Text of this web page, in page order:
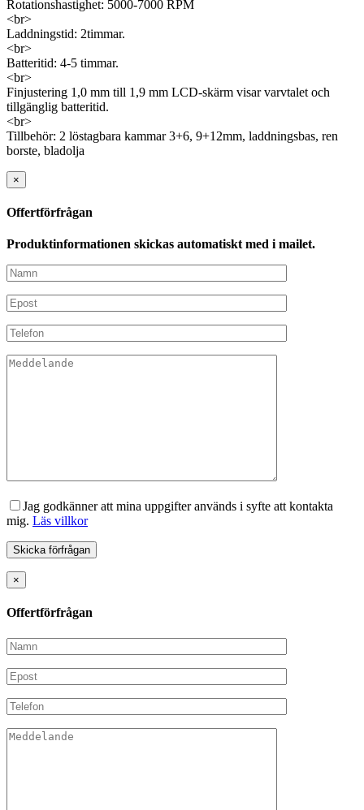
Rotationshastighet: 5000-7000 RPM
<br>
Laddningstid: 2timmar.
<br>
Batteritid: 4-5 timmar.
<br>
Finjustering 1,0 mm till 1,9 mm LCD-skärm visar varvtalet och
tillgänglig batteritid.
<br>
Tillbehör: 2 löstagbara kammar 3+6, 9+12mm, laddningsbas, ren
borste, bladolja
×
Offertförfrågan
Produktinformationen skickas automatiskt med i mailet.
Jag godkänner att mina uppgifter används i syfte att kontakta
mig. Läs villkor
×
Offertförfrågan